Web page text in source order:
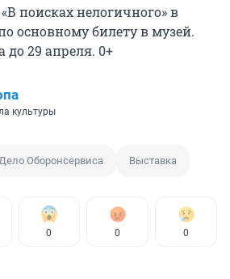
поисках нелогичного» в
основному билету в музей.
до29 апреля. 0+
культуры
Оборонсервиса Выставка
0 0 0